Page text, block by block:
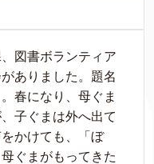
図書ボランティア
ありました。題名
春になり、母ぐま
子ぐまは外へ出て
かけても、「ぼ
ぐまがもってきた